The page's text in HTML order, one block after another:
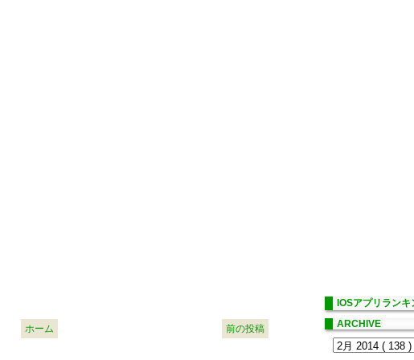
前の投稿
ホーム
IOSアプリランキ
ARCHIVE